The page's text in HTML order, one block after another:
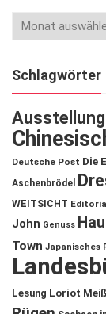
Schlagwörter
Ausstellung
Deutsche Post Die
Aschenbrödel
WEITSICHT
John Genuss
Town Japanisches
Lesung Loriot